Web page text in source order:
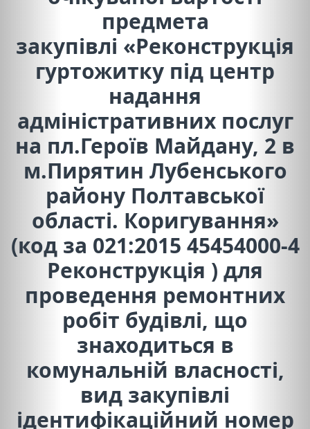
предмета
закупівлі «Реконструкція
гуртожитку під центр
надання
адміністративних послуг
на пл.Героїв Майдану, 2 в
м.Пирятин Лубенського
району Полтавської
області. Коригування»
(код за 021:2015 45454000-4
Реконструкція ) для
проведення ремонтних
робіт будівлі, що
знаходиться в
комунальній власності,
вид закупівлі
ідентифікаційний номер